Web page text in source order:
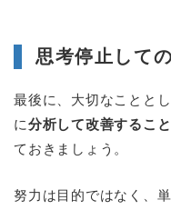
思考停止して
最後に、大切なことと
に分析して改善するこ
ておきましょう。
努力は目的ではなく、